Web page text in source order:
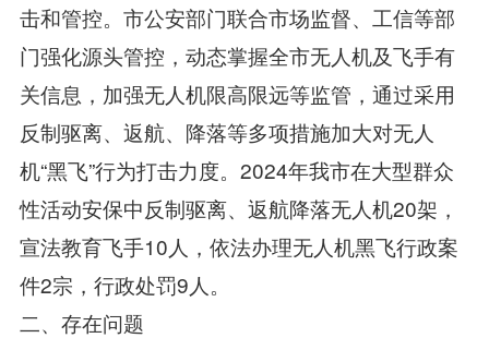
击和管控。市公安部门联合市场监督、工信等部
门强化源头管控，动态掌握全市无人机及飞手有
关信息，加强无人机限高限远等监管，通过采用
反制驱离、返航、降落等多项措施加大对无人
机“黑飞”行为打击力度。2024年我市在大型群众
性活动安保中反制驱离、返航降落无人机20架，
宣法教育飞手10人，依法办理无人机黑飞行政案
件2宗，行政处罚9人。
二、存在问题